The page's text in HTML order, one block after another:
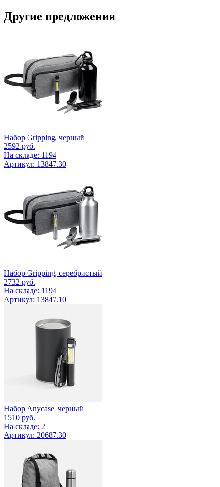
Другие предложения
Набор Gripping, черный
2592 руб.
На складе: 1194
Артикул: 13847.30
Набор Gripping, серебристый
2732 руб.
На складе: 1194
Артикул: 13847.10
Набор Anycase, черный
1510 руб.
На складе: 2
Артикул: 20687.30